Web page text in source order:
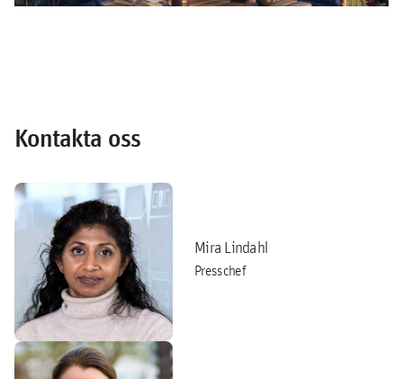
Kontakta oss
Mira Lindahl
Presschef